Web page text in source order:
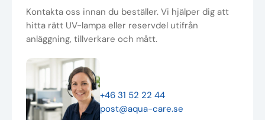
Kontakta oss innan du beställer. Vi hjälper dig att
hitta rätt UV-lampa eller reservdel utifrån
anläggning, tillverkare och mått.
+46 31 52 22 44
post@aqua-care.se